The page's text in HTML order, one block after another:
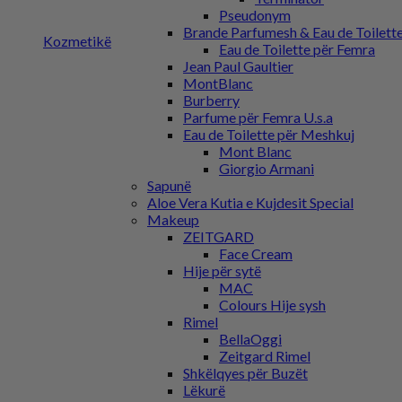
Kozmetikë
Pseudonym
Brande Parfumesh & Eau de
Eau de Toilette për Femra
Jean Paul Gaultier
MontBlanc
Burberry
Parfume për Femra U.s.a
Eau de Toilette për Meshkuj
Mont Blanc
Giorgio Armani
Sapunë
Aloe Vera Kutia e Kujdesit Special
Makeup
ZEITGARD
Face Cream
Hije për sytë
MAC
Colours Hije sysh
Rimel
BellaOggi
Zeitgard Rimel
Shkëlqyes për Buzët
Lëkurë